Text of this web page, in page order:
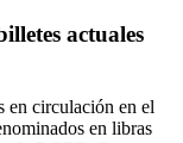
actuales
en circulación en el
en libras